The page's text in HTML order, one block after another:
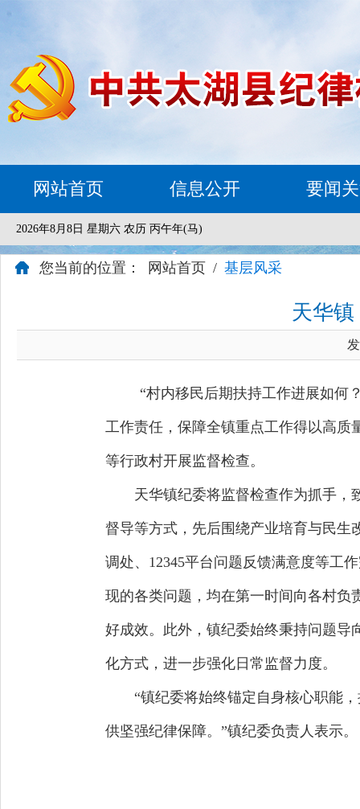
网站首页 信息公开 要闻
2026年8月8日 星期六 农历 丙午年(马)
您当前的位置： 网站首页 / 基层风采
天华
“村内移民后期扶持工作进展如何
工作责任，保障全镇重点工作得以高质
等行政村开展监督检查。
天华镇纪委将监督检查作为抓手，致
督导等方式，先后围绕产业培育与民生
调处、12345平台问题反馈满意度等工
现的各类问题，均在第一时间向各村负
好成效。此外，镇纪委始终秉持问题导
化方式，进一步强化日常监督力度。
“镇纪委将始终锚定自身核心职能，
供坚强纪律保障。”镇纪委负责人表示。